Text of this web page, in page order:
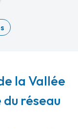
la Vallée
réseau